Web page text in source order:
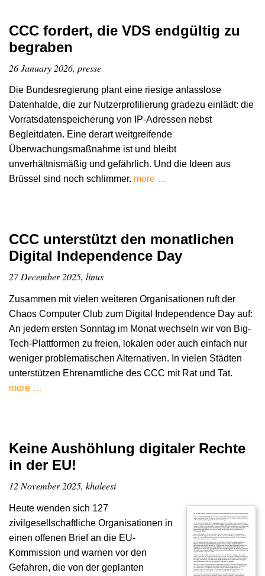
CCC fordert, die VDS endgültig zu
begraben
26 January 2026, presse
Die Bundesregierung plant eine riesige anlasslose
Datenhalde, die zur Nutzerprofilierung gradezu einlädt: die
Vorratsdatenspeicherung von IP-Adressen nebst
Begleitdaten. Eine derart weitgreifende
Überwachungsmaßnahme ist und bleibt
unverhältnismäßig und gefährlich. Und die Ideen aus
Brüssel sind noch schlimmer. more …
CCC unterstützt den monatlichen
Digital Independence Day
27 December 2025, linus
Zusammen mit vielen weiteren Organisationen ruft der
Chaos Computer Club zum Digital Independence Day auf:
An jedem ersten Sonntag im Monat wechseln wir von Big-
Tech-Plattformen zu freien, lokalen oder auch einfach nur
weniger problematischen Alternativen. In vielen Städten
unterstützen Ehrenamtliche des CCC mit Rat und Tat.
more …
Keine Aushöhlung digitaler Rechte
in der EU!
12 November 2025, khaleesi
Heute wenden sich 127
zivilgesellschaftliche Organisationen in
einen offenen Brief an die EU-
Kommission und warnen vor den
Gefahren, die von der geplanten